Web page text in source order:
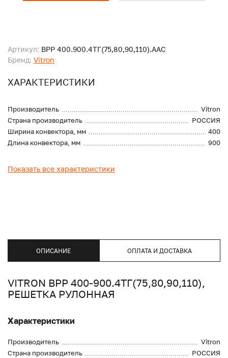
Артикул: ВРР 400.900.4ТГ(75,80,90,110).ААС
Бренд: Vitron
ХАРАКТЕРИСТИКИ
Производитель
Vitron
Страна производитель
РОССИЯ
Ширина конвектора, мм
400
Длина конвектора, мм
900
Показать все характеристики
ОПИСАНИЕ ОПЛАТА И ДОСТАВКА
VITRON ВРР 400-900.4ТГ(75,80,90,110),
РЕШЕТКА РУЛОННАЯ
Характеристики
Производитель
Vitron
Страна производитель
РОССИЯ